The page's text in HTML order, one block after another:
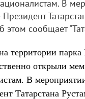
В
сообщает
территории
открыли
В
Татарстана